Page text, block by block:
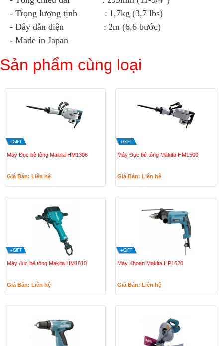
- Trọng lượng tịnh : 1,7kg (3,7 lbs)
- Dây dẫn điện : 2m (6,6 bước)
- Made in Japan
Sản phẩm cùng loại
Máy Đục bê tông Makita HM1306
Giá Bán: Liên hệ
Máy Đục bê tông Makita HM1500
Giá Bán: Liên hệ
Máy đục bê tông Makita HM1810
Giá Bán: Liên hệ
Máy Khoan Makita HP1620
Giá Bán: Liên hệ